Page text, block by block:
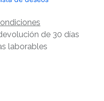
de 30 días
laborables